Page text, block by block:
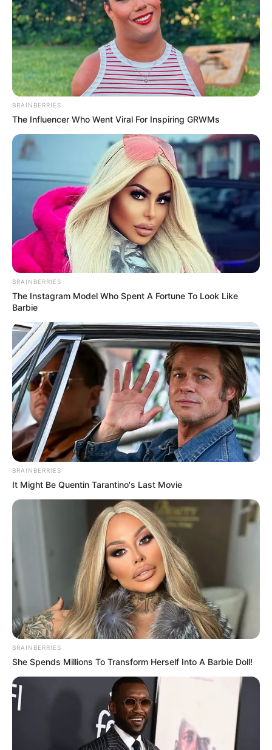
BRAINBERRIES
The Influencer Who Went Viral For Inspiring GRWMs
BRAINBERRIES
The Instagram Model Who Spent A Fortune To Look Like
Barbie
BRAINBERRIES
It Might Be Quentin Tarantino's Last Movie
BRAINBERRIES
She Spends Millions To Transform Herself Into A Barbie Doll!